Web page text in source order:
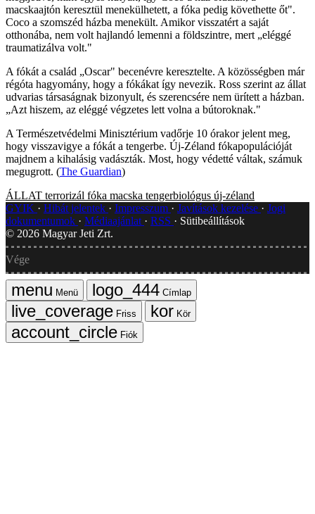
macskaajtón keresztül menekülhetett, a fóka pedig követhette őt".
Coco a szomszéd házba menekült. Amikor visszatért a saját
otthonába, nem volt hajlandó lemenni a földszintre, mert „eléggé
traumatizálva volt."
A fókát a család „Oscar" becenévre keresztelte. A közösségben már
régóta hagyomány, hogy a fókákat így nevezik. Ross szerint az állat
udvarias társaságnak bizonyult, és szerencsére nem ürített a házban.
„Azt hiszem, az eléggé végzetes lett volna a bútoroknak."
A Természetvédelmi Minisztérium vadőrje 10 órakor jelent meg,
hogy visszavigye a fókát a tengerbe. Új-Zéland fókapopulációját
majdnem a kihalásig vadászták. Most, hogy védetté váltak, számuk
megugrott. (The Guardian)
ÁLLAT terrorizál fóka macska tengerbiológus új-zéland
GYIK
Hibát jelentek Impresszum Javítások kezelése
Jogi
dokumentumok
Médiaajánlat RSS
Sütibeállítások
© 2026 Magyar Jeti Zrt.
Vége
Menü
Címlap
Friss
Kör
Fiók